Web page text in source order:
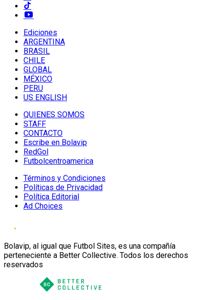
Ediciones
ARGENTINA
BRASIL
CHILE
GLOBAL
MÉXICO
PERU
US ENGLISH
QUIENES SOMOS
STAFF
CONTACTO
Escribe en Bolavip
RedGol
Futbolcentroamerica
Términos y Condiciones
Políticas de Privacidad
Política Editorial
Ad Choices
Bolavip, al igual que Futbol Sites, es una compañía
perteneciente a Better Collective. Todos los derechos
reservados